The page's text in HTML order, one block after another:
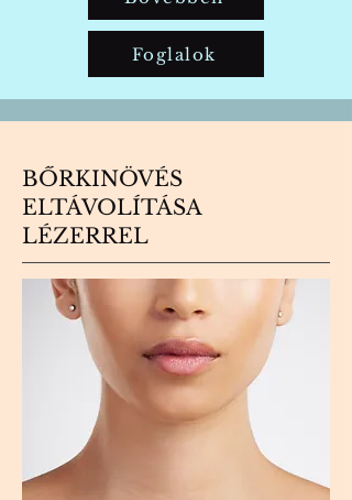
Foglalok
BŐRKINÖVÉS
ELTÁVOLÍTÁSA
LÉZERREL